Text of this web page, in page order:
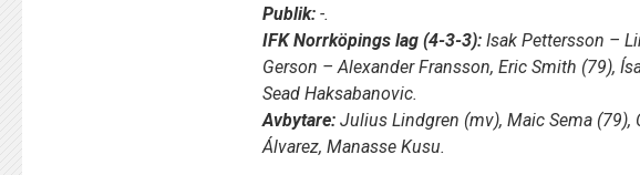
Publik:-.
IFK Norrköpings lag (4-3-3):Isak Pettersson –
Gerson – Alexander Fransson, Eric Smith (79),
Sead Haksabanovic.
Avbytare:Julius Lindgren (mv), Maic Sema (79),
Álvarez, Manasse Kusu.